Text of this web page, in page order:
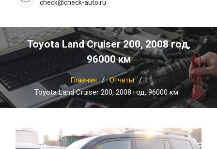
check@check-auto.ru
Toyota Land Cruiser 200, 2008 год,
96000 км
Главная
Отчеты
Toyota Land Cruiser 200, 2008 год, 96000 км